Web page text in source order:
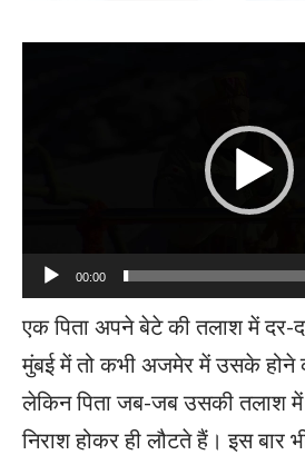
00:00
एक पिता अपने बेटे की तलाश में दर-
मुंबई में तो कभी अजमेर में उसके होने
लेकिन पिता जब-जब उसकी तलाश में
निराश होकर ही लौटते हैं। इस